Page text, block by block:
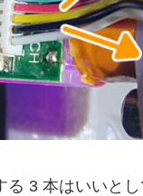
る 3 本はいいと